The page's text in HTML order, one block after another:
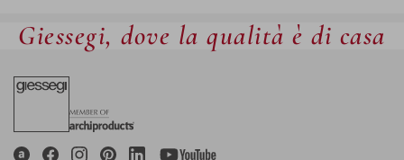
Giessegi, dove la qualità è di casa